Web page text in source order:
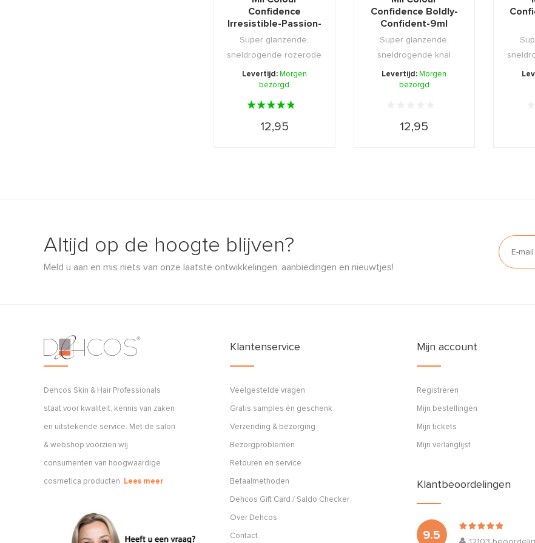
Confidence
Irresistible-Passion-
9ml
Super glanzende,
sneldrogende rozerode
nagellak voor een uit ...
Levertijd: Morgen
bezorgd
12,95
Confidence Boldly-
Confident-9ml
Super glanzende,
sneldrogende knal
oranjerode nagellak
voor ...
Levertijd: Morgen
bezorgd
12,95
rode
Altijd op de hoogte blijven?
Meld u aan en mis niets van onze laatste ontwikkelingen, aanbiedingen en nieuwtjes!
Dehcos Skin & Hair Professionals
staat voor kwaliteit, kennis van zaken
en uitstekende service. Met de salon
& webshop voorzien wij
consumenten van hoogwaardige
cosmetica producten. Lees meer
Klantenservice
Veelgestelde vragen
Gratis samples én geschenk
Verzending & bezorging
Bezorgproblemen
Retouren en service
Betaalmethoden
Dehcos Gift Card / Saldo Checker
Over Dehcos
Contact
Mijn account
Registreren
Mijn bestellingen
Mijn tickets
Mijn verlanglijst
Klantbeoordelingen
9.5